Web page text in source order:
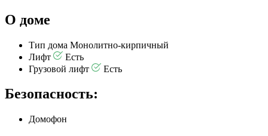
О доме
Тип дома Монолитно-кирпичный
Лифт
Есть
Грузовой лифт
Есть
Безопасность:
Домофон